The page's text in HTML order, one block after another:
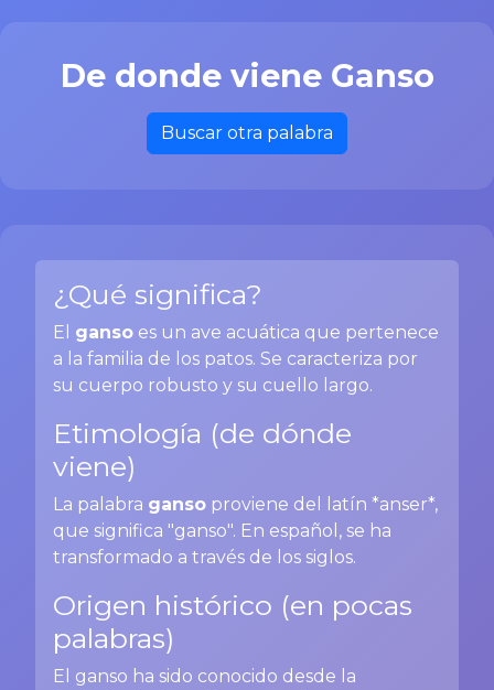
De donde viene Ganso
Buscar otra palabra
¿Qué significa?
El ganso es un ave acuática que pertenece
a la familia de los patos. Se caracteriza por
su cuerpo robusto y su cuello largo.
Etimología (de dónde
viene)
La palabra ganso proviene del latín *anser*,
que significa "ganso". En español, se ha
transformado a través de los siglos.
Origen histórico (en pocas
palabras)
El ganso ha sido conocido desde la